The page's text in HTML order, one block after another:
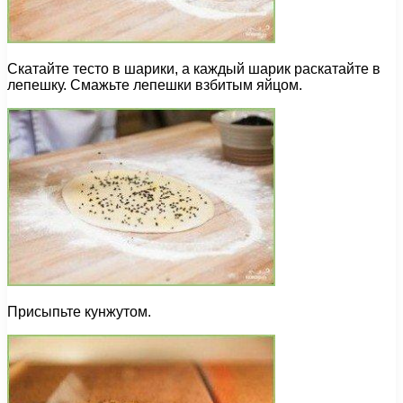
Скатайте тесто в шарики, а каждый шарик раскатайте в
лепешку. Смажьте лепешки взбитым яйцом.
Присыпьте кунжутом.